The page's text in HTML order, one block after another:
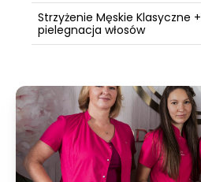
Strzyżenie Męskie Klasyczne +
pielegnacja włosów